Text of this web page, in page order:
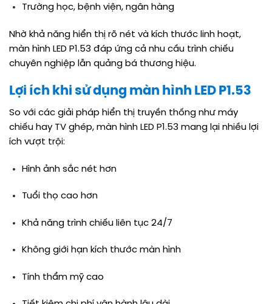
Trường học, bệnh viện, ngân hàng
Nhờ khả năng hiển thị rõ nét và kích thước linh hoạt,
màn hình LED P1.53 đáp ứng cả nhu cầu trình chiếu
chuyên nghiệp lẫn quảng bá thương hiệu.
Lợi ích khi sử dụng màn hình LED P1.53
So với các giải pháp hiển thị truyền thống như máy
chiếu hay TV ghép, màn hình LED P1.53 mang lại nhiều lợi
ích vượt trội:
Hình ảnh sắc nét hơn
Tuổi thọ cao hơn
Khả năng trình chiếu liên tục 24/7
Không giới hạn kích thước màn hình
Tính thẩm mỹ cao